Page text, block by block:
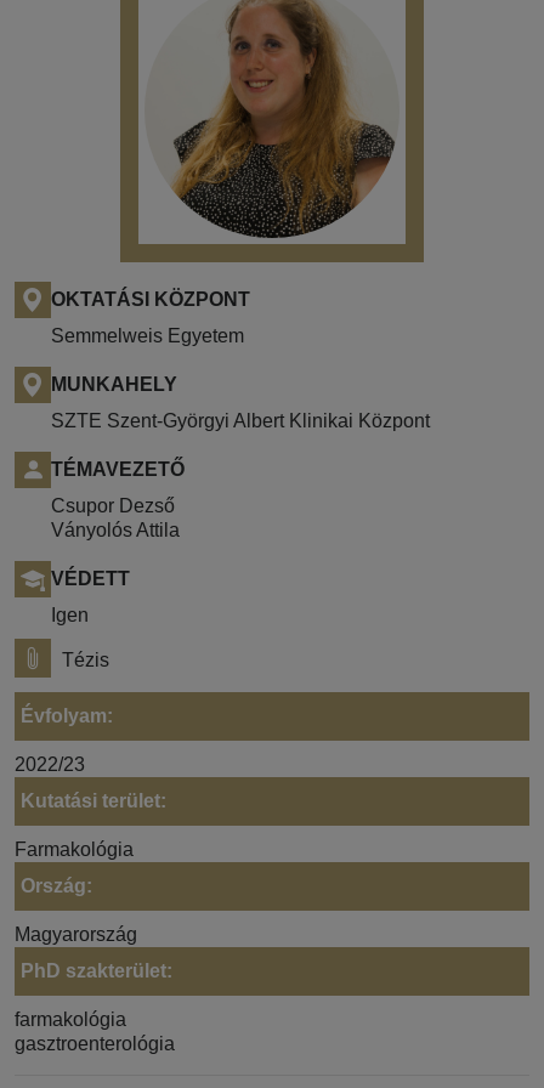
OKTATÁSI KÖZPONT
Semmelweis Egyetem
MUNKAHELY
SZTE Szent-Györgyi Albert Klinikai Központ
TÉMAVEZETŐ
Csupor Dezső
Ványolós Attila
VÉDETT
Igen
Tézis
Évfolyam:
2022/23
Kutatási terület:
Farmakológia
Ország:
Magyarország
PhD szakterület:
farmakológia
gasztroenterológia